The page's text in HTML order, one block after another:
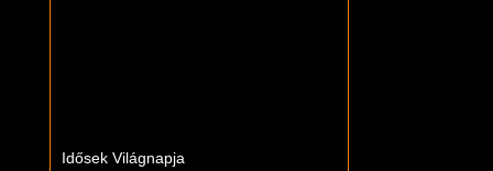
Idősek Világnapja